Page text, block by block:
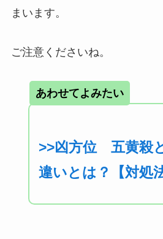
まいます。
ご注意くださいね。
あわせてよみたい
>>凶方位 五黄殺
違いとは？【対処